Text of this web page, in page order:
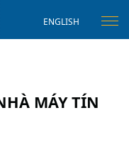
ENGLISH
MÁY TÍN